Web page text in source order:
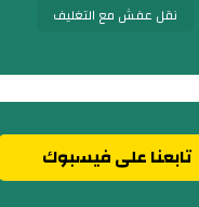
نقل عفش مع التغليف
تابعنا على فيسبوك